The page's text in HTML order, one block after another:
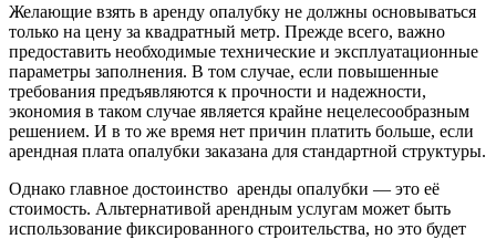
Желающие взять в аренду опалубку не должны основываться
только на цену за квадратный метр. Прежде всего, важно
предоставить необходимые технические и эксплуатационные
параметры заполнения. В том случае, если повышенные
требования предъявляются к прочности и надежности,
экономия в таком случае является крайне нецелесообразным
решением. И в то же время нет причин платить больше, если
арендная плата опалубки заказана для стандартной структуры.
Однако главное достоинство аренды опалубки — это её
стоимость. Альтернативой арендным услугам может быть
использование фиксированного строительства, но это будет